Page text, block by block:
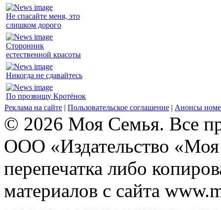
Не спасайте меня, это
слишком дорого
Сторонник
естественной красоты
Никогда не сдавайтесь
По прозвищу Кротёнок
Реклама на сайте | Пользовательское соглашение | Анонсы
© 2026 Моя Семья. Все
ООО «Издательство
перепечатка либо
материалов с сайта